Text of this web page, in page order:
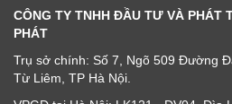
CÔNG TY TNHH ĐẦU TƯ VÀ PHÁT
PHÁT
Trụ sở chính: Số 7, Ngõ 509 Đường
Từ Liêm, TP Hà Nội.